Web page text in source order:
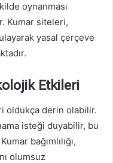
oynanması
Kumar siteleri,
yasal çerçeve
Etkileri
oldukça derin olabilir.
isteği duyabilir, bu
bağımlılığı,
olumsuz